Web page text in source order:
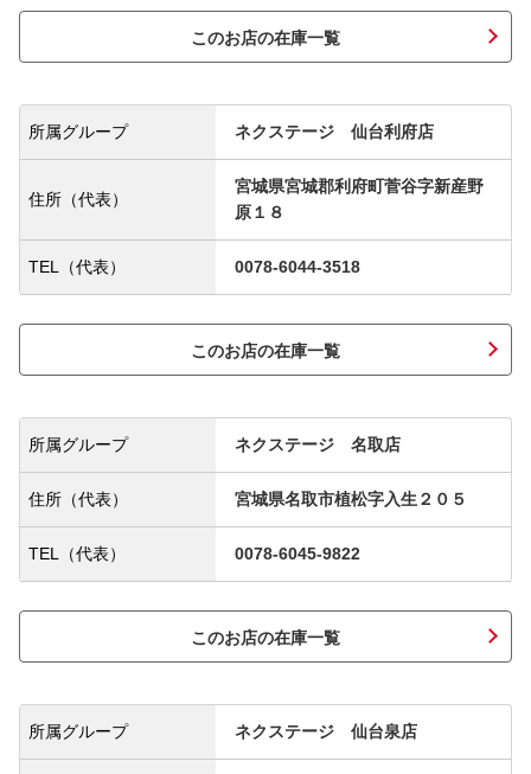
このお店の在庫一覧
所属グループ ネクステージ 仙台利府店
住所（代表）
宮城県宮城郡利府町菅谷字新産野
原１８
TEL（代表） 0078-6044-3518
このお店の在庫一覧
所属グループ ネクステージ 名取店
住所（代表） 宮城県名取市植松字入生２０５
TEL（代表） 0078-6045-9822
このお店の在庫一覧
所属グループ ネクステージ 仙台泉店